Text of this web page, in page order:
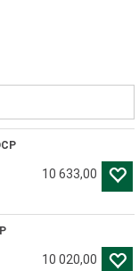
10 633,00
10 020,00